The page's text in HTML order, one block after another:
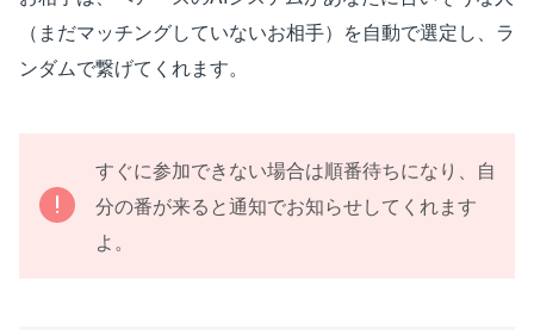
（まだマッチングしていないお相手）を自動で選定し、ラ
ンダムで繋げてくれます。
すぐに参加できない場合は順番待ちになり、自
分の番が来ると通知でお知らせしてくれます
よ。